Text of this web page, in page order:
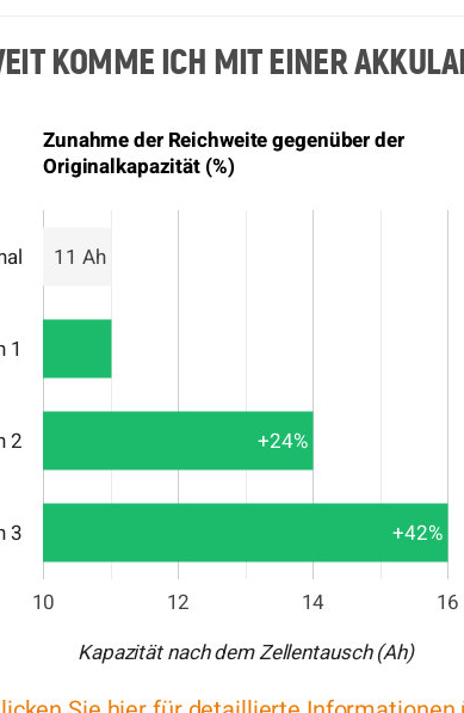
KOMME ICH MIT EINER
Zunahme der Reichweite gegenüber der
Originalkapazität (%)
10 12 14 16
1
2
3
11 Ah
+24%
+42%
Kapazität nach dem Zellentausch (Ah)